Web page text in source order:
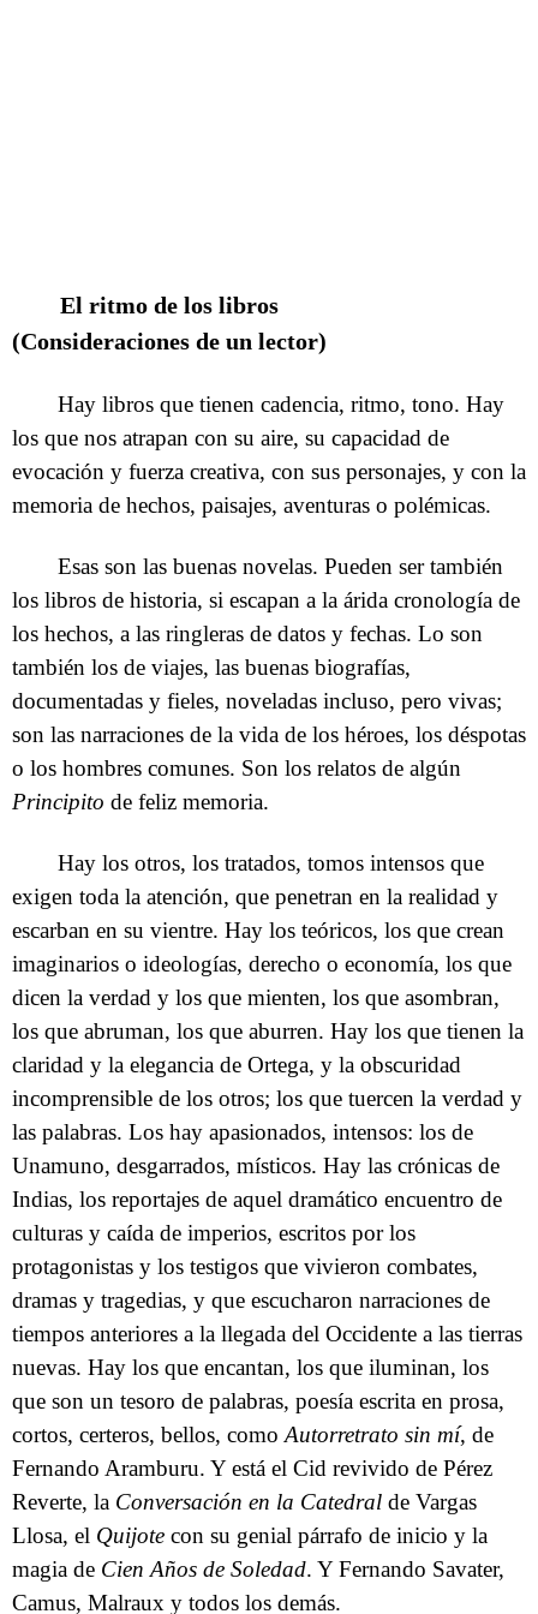
El ritmo de los libros
(Consideraciones de un lector)
Hay libros que tienen cadencia, ritmo, tono. Hay
los que nos atrapan con su aire, su capacidad de
evocación y fuerza creativa, con sus personajes, y con la
memoria de hechos, paisajes, aventuras o polémicas.
Esas son las buenas novelas. Pueden ser también
los libros de historia, si escapan a la árida cronología de
los hechos, a las ringleras de datos y fechas. Lo son
también los de viajes, las buenas biografías,
documentadas y fieles, noveladas incluso, pero vivas;
son las narraciones de la vida de los héroes, los déspotas
o los hombres comunes. Son los relatos de algún
Principito de feliz memoria.
Hay los otros, los tratados, tomos intensos que
exigen toda la atención, que penetran en la realidad y
escarban en su vientre. Hay los teóricos, los que crean
imaginarios o ideologías, derecho o economía, los que
dicen la verdad y los que mienten, los que asombran,
los que abruman, los que aburren. Hay los que tienen la
claridad y la elegancia de Ortega, y la obscuridad
incomprensible de los otros; los que tuercen la verdad y
las palabras. Los hay apasionados, intensos: los de
Unamuno, desgarrados, místicos. Hay las crónicas de
Indias, los reportajes de aquel dramático encuentro de
culturas y caída de imperios, escritos por los
protagonistas y los testigos que vivieron combates,
dramas y tragedias, y que escucharon narraciones de
tiempos anteriores a la llegada del Occidente a las tierras
nuevas. Hay los que encantan, los que iluminan, los
que son un tesoro de palabras, poesía escrita en prosa,
cortos, certeros, bellos, comoAutorretrato sin mí, de
Fernando Aramburu. Y está el Cid revivido de Pérez
Reverte, la Conversación en la Catedral de Vargas
Llosa, el Quijote con su genial párrafo de inicio y la
magia de Cien Años de Soledad. Y Fernando Savater,
Camus, Malraux y todos los demás.